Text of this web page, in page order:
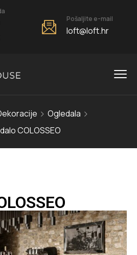
Pošaljite e-mail
loft@loft.hr
Ogledala
COLOSSEO